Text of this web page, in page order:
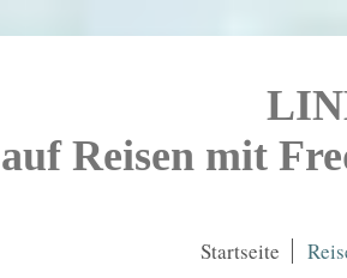
auf Reisen mit
Startseite